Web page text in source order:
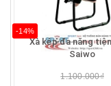
-14%
Xà kép đa năng
Saiwo
1.100.000₫